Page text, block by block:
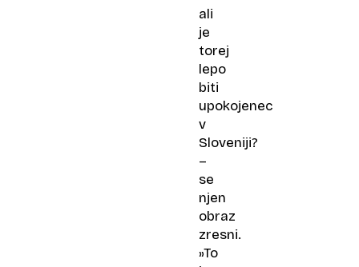
ali
je
torej
lepo
biti
upokojenec
v
Sloveniji?
–
se
njen
obraz
zresni.
»To